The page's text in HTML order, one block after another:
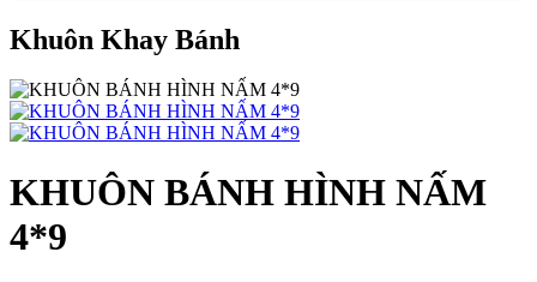
Khuôn Khay Bánh
KHUÔN BÁNH HÌNH NẤM
4*9